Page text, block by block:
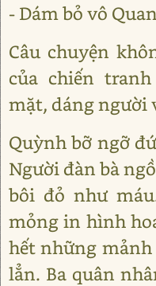
- Dám bỏ vô
Câu chuyện
của chiến
mặt, dáng người
Quỳnh bỡ ngỡ
Người đàn bà
bôi đỏ như
mỏng in hình
hết những
lẳn. Ba quân